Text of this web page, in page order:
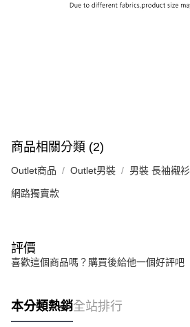
商品相關分類 (2)
Outlet商品 Outlet男裝 男裝 長袖襯衫
網路獨賣款
評價
喜歡這個商品嗎？購買後給他一個好評吧
本分類熱銷全站排行